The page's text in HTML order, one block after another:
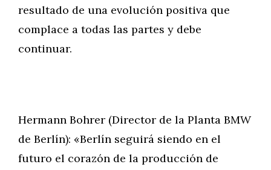
resultado de una evolución positiva que
complace a todas las partes y debe
continuar.
Hermann Bohrer (Director de la Planta BMW
de Berlín): «Berlín seguirá siendo en el
futuro el corazón de la producción de